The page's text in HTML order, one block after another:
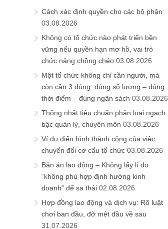
Cách xác định quyền cho các bộ phận
03.08.2026
Không có tổ chức nào phát triển bền
vững nếu quyền hạn mơ hồ, vai trò
chức năng chồng chéo 03.08.2026
Một tổ chức không chỉ cần người, mà
còn cần 3 đúng: đúng số lượng – đúng
thời điểm – đúng ngân sách 03.08.2026
Thống nhất tiêu chuẩn phân loại ngạch
bậc quản lý, chuyên môn 03.08.2026
Ví dụ điển hình thành công của việc
chuyển đổi cơ cấu tổ chức 03.08.2026
Bản án lao động – Không lấy lí do
“không phù hợp định hướng kinh
doanh” để sa thải 02.08.2026
Hợp đồng lao động và dịch vụ: Rõ luật
chơi ban đầu, đỡ mệt đầu về sau
31.07.2026